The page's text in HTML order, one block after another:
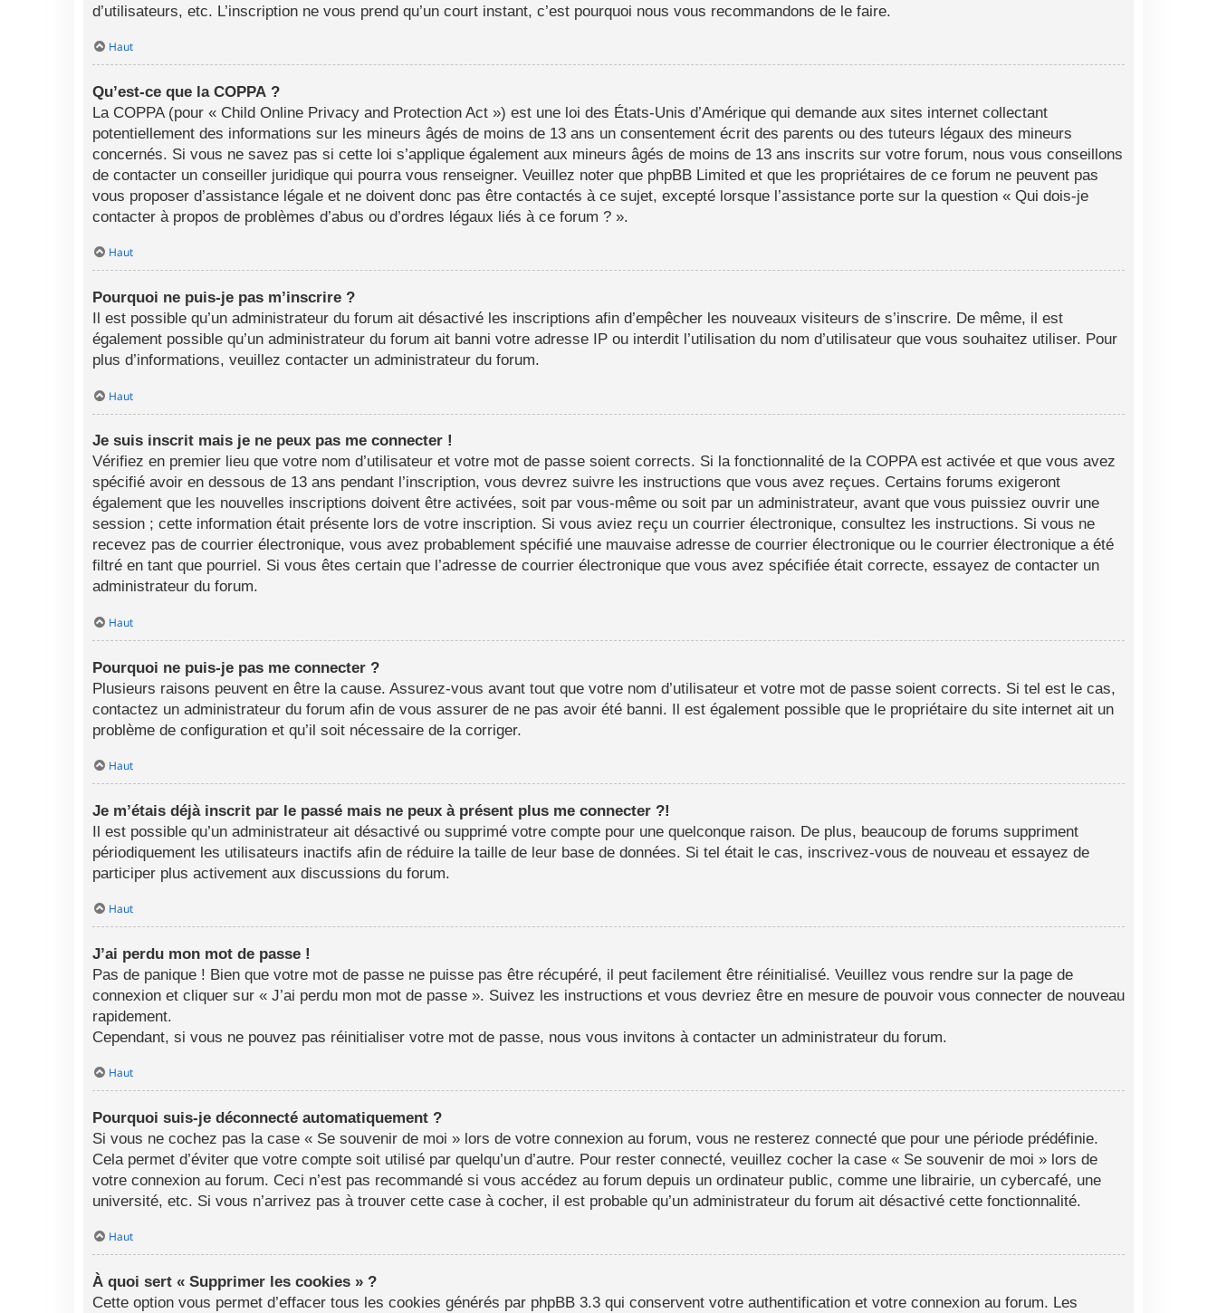
d’utilisateurs, etc. L’inscription ne vous prend qu’un court instant, c’est pourquoi nous vous recommandons de le faire.
Haut
Qu’est-ce que la COPPA ?
La COPPA (pour « Child Online Privacy and Protection Act ») est une loi des États-Unis d’Amérique qui demande aux sites internet collectant
potentiellement des informations sur les mineurs âgés de moins de 13 ans un consentement écrit des parents ou des tuteurs légaux des mineurs
concernés. Si vous ne savez pas si cette loi s’applique également aux mineurs âgés de moins de 13 ans inscrits sur votre forum, nous vous conseillons
de contacter un conseiller juridique qui pourra vous renseigner. Veuillez noter que phpBB Limited et que les propriétaires de ce forum ne peuvent pas
vous proposer d’assistance légale et ne doivent donc pas être contactés à ce sujet, excepté lorsque l’assistance porte sur la question « Qui dois-je
contacter à propos de problèmes d’abus ou d’ordres légaux liés à ce forum ? ».
Haut
Pourquoi ne puis-je pas m’inscrire ?
Il est possible qu’un administrateur du forum ait désactivé les inscriptions afin d’empêcher les nouveaux visiteurs de s’inscrire. De même, il est
également possible qu’un administrateur du forum ait banni votre adresse IP ou interdit l’utilisation du nom d’utilisateur que vous souhaitez utiliser. Pour
plus d’informations, veuillez contacter un administrateur du forum.
Haut
Je suis inscrit mais je ne peux pas me connecter !
Vérifiez en premier lieu que votre nom d’utilisateur et votre mot de passe soient corrects. Si la fonctionnalité de la COPPA est activée et que vous avez
spécifié avoir en dessous de 13 ans pendant l’inscription, vous devrez suivre les instructions que vous avez reçues. Certains forums exigeront
également que les nouvelles inscriptions doivent être activées, soit par vous-même ou soit par un administrateur, avant que vous puissiez ouvrir une
session ; cette information était présente lors de votre inscription. Si vous aviez reçu un courrier électronique, consultez les instructions. Si vous ne
recevez pas de courrier électronique, vous avez probablement spécifié une mauvaise adresse de courrier électronique ou le courrier électronique a été
filtré en tant que pourriel. Si vous êtes certain que l’adresse de courrier électronique que vous avez spécifiée était correcte, essayez de contacter un
administrateur du forum.
Haut
Pourquoi ne puis-je pas me connecter ?
Plusieurs raisons peuvent en être la cause. Assurez-vous avant tout que votre nom d’utilisateur et votre mot de passe soient corrects. Si tel est le cas,
contactez un administrateur du forum afin de vous assurer de ne pas avoir été banni. Il est également possible que le propriétaire du site internet ait un
problème de configuration et qu’il soit nécessaire de la corriger.
Haut
Je m’étais déjà inscrit par le passé mais ne peux à présent plus me connecter ?!
Il est possible qu’un administrateur ait désactivé ou supprimé votre compte pour une quelconque raison. De plus, beaucoup de forums suppriment
périodiquement les utilisateurs inactifs afin de réduire la taille de leur base de données. Si tel était le cas, inscrivez-vous de nouveau et essayez de
participer plus activement aux discussions du forum.
Haut
J’ai perdu mon mot de passe !
Pas de panique ! Bien que votre mot de passe ne puisse pas être récupéré, il peut facilement être réinitialisé. Veuillez vous rendre sur la page de
connexion et cliquer sur « J’ai perdu mon mot de passe ». Suivez les instructions et vous devriez être en mesure de pouvoir vous connecter de nouveau
rapidement.
Cependant, si vous ne pouvez pas réinitialiser votre mot de passe, nous vous invitons à contacter un administrateur du forum.
Haut
Pourquoi suis-je déconnecté automatiquement ?
Si vous ne cochez pas la case « Se souvenir de moi » lors de votre connexion au forum, vous ne resterez connecté que pour une période prédéfinie.
Cela permet d’éviter que votre compte soit utilisé par quelqu’un d’autre. Pour rester connecté, veuillez cocher la case « Se souvenir de moi » lors de
votre connexion au forum. Ceci n’est pas recommandé si vous accédez au forum depuis un ordinateur public, comme une librairie, un cybercafé, une
université, etc. Si vous n’arrivez pas à trouver cette case à cocher, il est probable qu’un administrateur du forum ait désactivé cette fonctionnalité.
Haut
À quoi sert « Supprimer les cookies » ?
Cette option vous permet d’effacer tous les cookies générés par phpBB 3.3 qui conservent votre authentification et votre connexion au forum. Les